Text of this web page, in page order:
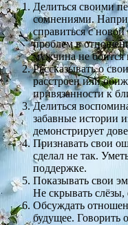
Делиться своими
сомнениями.
справиться с
проблем в
мужчина не боится
Рассказывать о
расстроен или
привязанности к
Делиться
забавные истории
демонстрирует
Признавать свои
сделал не так.
поддержке.
Показывать свои
Не скрывать слёзы,
Обсуждать
будущее. Говорить